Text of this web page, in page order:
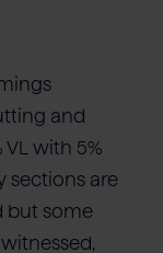
and
with 5%
sections are
but some